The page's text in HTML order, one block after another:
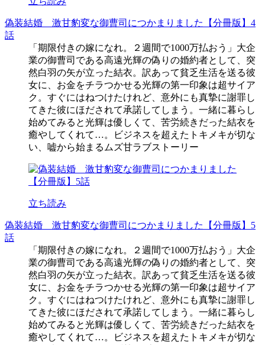
偽装結婚 激甘豹変な御曹司につかまりました【分冊版】4
話
「期限付きの嫁になれ。２週間で1000万払おう」大企
業の御曹司である高遠光輝の偽りの婚約者として、突
然白羽の矢が立った結衣。訳あって貧乏生活を送る彼
女に、お金をチラつかせる光輝の第一印象は超サイア
ク。すぐにはねつけたけれど、意外にも真摯に謝罪し
てきた彼にほだされて承諾してしまう。一緒に暮らし
始めてみると光輝は優しくて、苦労続きだった結衣を
癒やしてくれて…。ビジネスを超えたトキメキが切な
い、嘘から始まるムズ甘ラブストーリー
立ち読み
偽装結婚 激甘豹変な御曹司につかまりました【分冊版】5
話
「期限付きの嫁になれ。２週間で1000万払おう」大企
業の御曹司である高遠光輝の偽りの婚約者として、突
然白羽の矢が立った結衣。訳あって貧乏生活を送る彼
女に、お金をチラつかせる光輝の第一印象は超サイア
ク。すぐにはねつけたけれど、意外にも真摯に謝罪し
てきた彼にほだされて承諾してしまう。一緒に暮らし
始めてみると光輝は優しくて、苦労続きだった結衣を
癒やしてくれて…。ビジネスを超えたトキメキが切な